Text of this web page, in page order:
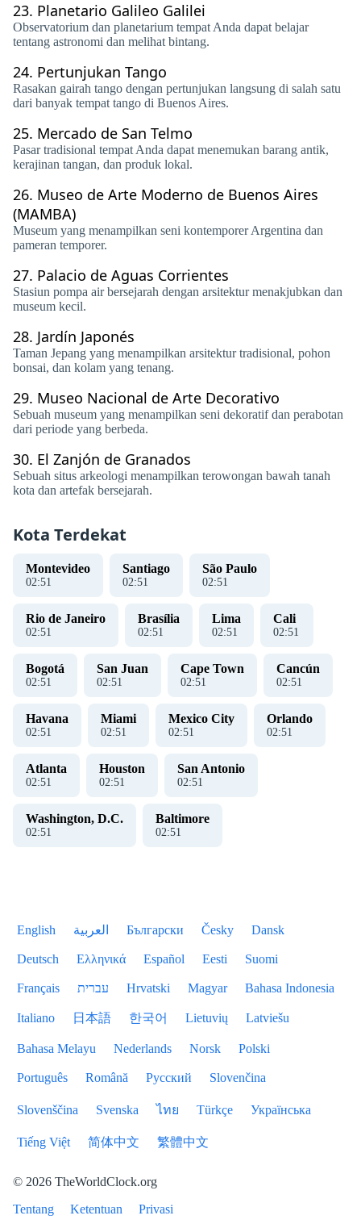
23. Planetario Galileo Galilei
Observatorium dan planetarium tempat Anda dapat belajar
tentang astronomi dan melihat bintang.
24. Pertunjukan Tango
Rasakan gairah tango dengan pertunjukan langsung di salah satu
dari banyak tempat tango di Buenos Aires.
25. Mercado de San Telmo
Pasar tradisional tempat Anda dapat menemukan barang antik,
kerajinan tangan, dan produk lokal.
26. Museo de Arte Moderno de Buenos Aires
(MAMBA)
Museum yang menampilkan seni kontemporer Argentina dan
pameran temporer.
27. Palacio de Aguas Corrientes
Stasiun pompa air bersejarah dengan arsitektur menakjubkan dan
museum kecil.
28. Jardín Japonés
Taman Jepang yang menampilkan arsitektur tradisional, pohon
bonsai, dan kolam yang tenang.
29. Museo Nacional de Arte Decorativo
Sebuah museum yang menampilkan seni dekoratif dan perabotan
dari periode yang berbeda.
30. El Zanjón de Granados
Sebuah situs arkeologi menampilkan terowongan bawah tanah
kota dan artefak bersejarah.
Kota Terdekat
Montevideo
02:51
Santiago
02:51
São Paulo
02:51
Rio de Janeiro
02:51
Brasília
02:51
Lima
02:51
Cali
02:51
Bogotá
02:51
San Juan
02:51
Cape Town
02:51
Cancún
02:51
Havana
02:51
Miami
02:51
Mexico City
02:51
Orlando
02:51
Atlanta
02:51
Houston
02:51
San Antonio
02:51
Washington, D.C.
02:51
Baltimore
02:51
English العربية Български Česky Dansk
Deutsch Ελληνικά Español Eesti Suomi
Français עברית Hrvatski Magyar Bahasa Indonesia
Italiano 日本語 한국어 Lietuvių Latviešu
Bahasa Melayu Nederlands Norsk Polski
Português Română Русский Slovenčina
Slovenščina Svenska ไทย Türkçe Українська
Tiếng Việt 简体中文 繁體中文
© 2026 TheWorldClock.org
Tentang
Ketentuan Privasi